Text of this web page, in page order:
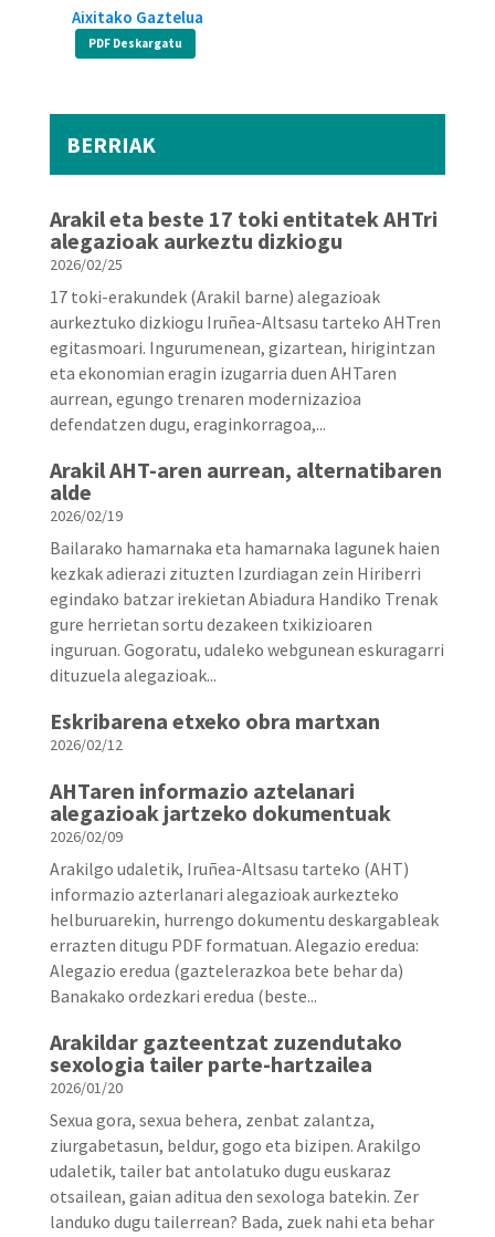
Aixitako Gaztelua
PDF Deskargatu
BERRIAK
Arakil eta beste 17 toki entitatek AHTri
alegazioak aurkeztu dizkiogu
2026/02/25
17 toki-erakundek (Arakil barne) alegazioak
aurkeztuko dizkiogu Iruñea-Altsasu tarteko AHTren
egitasmoari. Ingurumenean, gizartean, hirigintzan
eta ekonomian eragin izugarria duen AHTaren
aurrean, egungo trenaren modernizazioa
defendatzen dugu, eraginkorragoa,...
Arakil AHT-aren aurrean, alternatibaren
alde
2026/02/19
Bailarako hamarnaka eta hamarnaka lagunek haien
kezkak adierazi zituzten Izurdiagan zein Hiriberri
egindako batzar irekietan Abiadura Handiko Trenak
gure herrietan sortu dezakeen txikizioaren
inguruan. Gogoratu, udaleko webgunean eskuragarri
dituzuela alegazioak...
Eskribarena etxeko obra martxan
2026/02/12
AHTaren informazio aztelanari
alegazioak jartzeko dokumentuak
2026/02/09
Arakilgo udaletik, Iruñea-Altsasu tarteko (AHT)
informazio azterlanari alegazioak aurkezteko
helburuarekin, hurrengo dokumentu deskargableak
errazten ditugu PDF formatuan. Alegazio eredua:
Alegazio eredua (gaztelerazkoa bete behar da)
Banakako ordezkari eredua (beste...
Arakildar gazteentzat zuzendutako
sexologia tailer parte-hartzailea
2026/01/20
Sexua gora, sexua behera, zenbat zalantza,
ziurgabetasun, beldur, gogo eta bizipen. Arakilgo
udaletik, tailer bat antolatuko dugu euskaraz
otsailean, gaian aditua den sexologa batekin. Zer
landuko dugu tailerrean? Bada, zuek nahi eta behar